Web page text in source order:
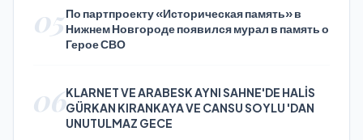
05По партпроекту «Историческая память» в
Нижнем Новгороде появился мурал в память о
Герое СВО
06KLARNET VE ARABESK AYNI SAHNE'DE HALİS
GÜRKAN KIRANKAYA VE CANSU SOYLU 'DAN
UNUTULMAZ GECE